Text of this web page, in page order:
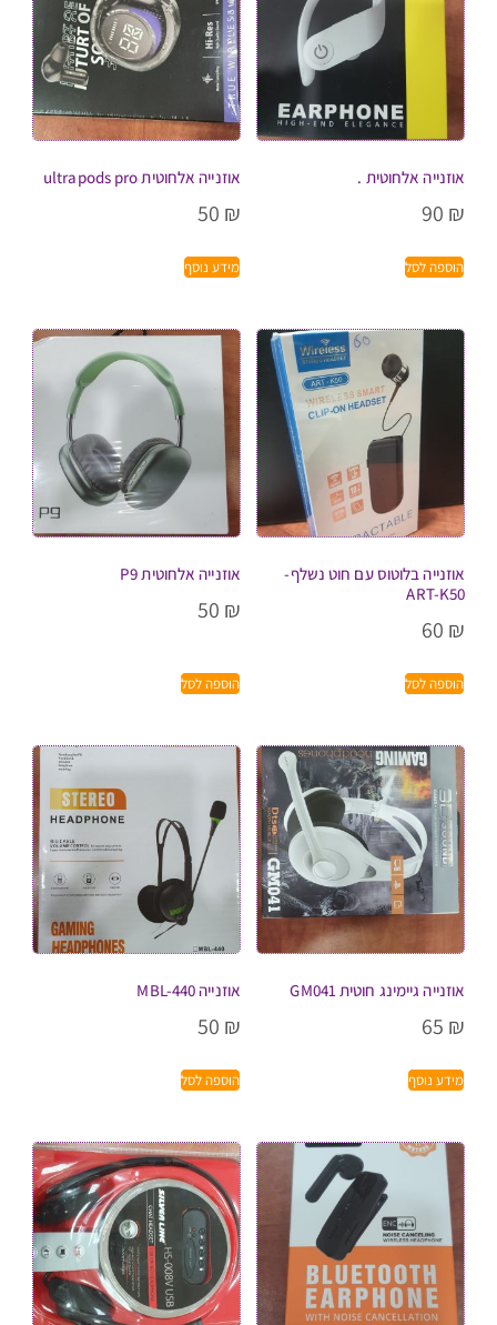
אוזנייה אלחוטית .
90 ₪
הוספה לסל
אוזנייה אלחוטית ultrapods pro
50 ₪
מידע נוסף
אוזנייה בלוטוס עם חוט נשלף-
ART-K50
60 ₪
הוספה לסל
אוזנייה אלחוטית P9
50 ₪
הוספה לסל
אוזנייה גיימינג חוטית GM041
65 ₪
מידע נוסף
אוזנייה MBL-440
50 ₪
הוספה לסל